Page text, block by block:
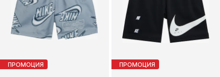
ПРОМОЦИЯ ПРОМОЦИЯ